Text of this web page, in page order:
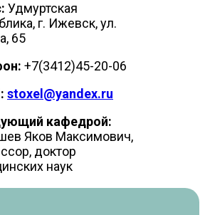
Удмуртская
г. Ижевск, ул.
65
+7(3412)45-20-06
stoxel@yandex.ru
кафедрой:
Яков Максимович,
доктор
наук